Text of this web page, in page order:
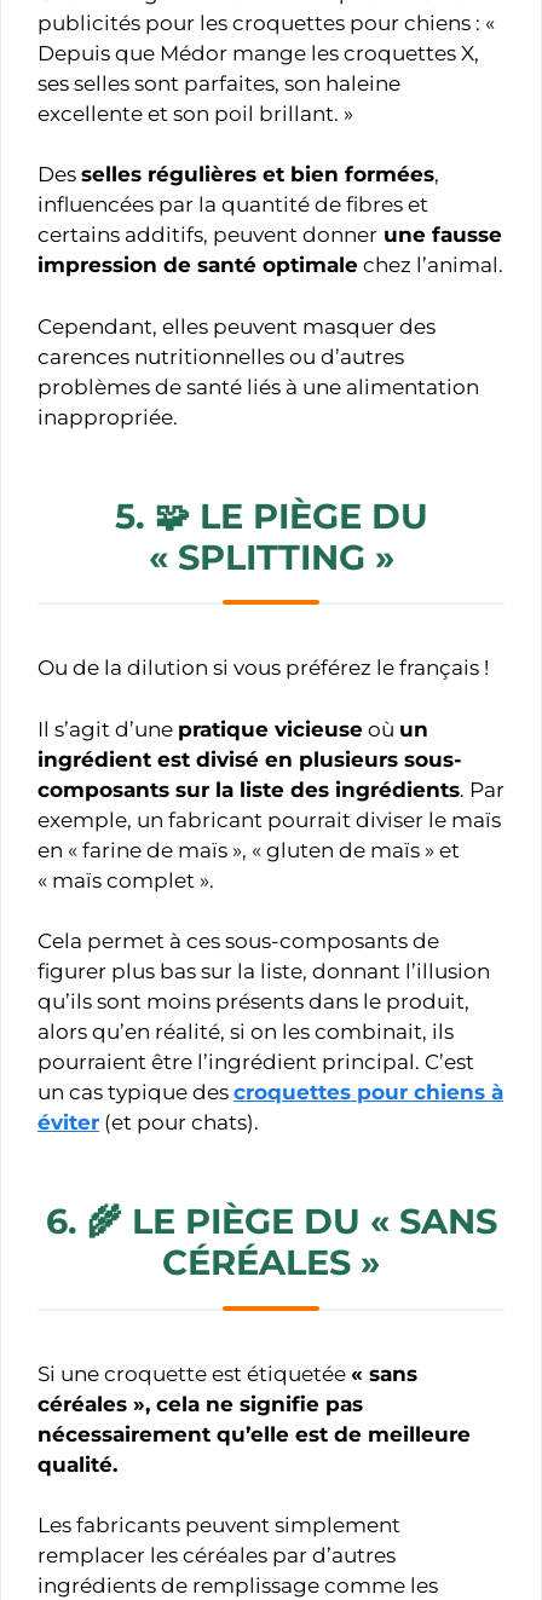
publicités pour les croquettes pour chiens : «
Depuis que Médor mange les croquettes X,
ses selles sont parfaites, son haleine
excellente et son poil brillant. »
Des selles régulières et bien formées,
influencées par la quantité de fibres et
certains additifs, peuvent donner une fausse
impression de santé optimale chez l’animal.
Cependant, elles peuvent masquer des
carences nutritionnelles ou d’autres
problèmes de santé liés à une alimentation
inappropriée.
5. 🧩 LE PIÈGE DU
« SPLITTING »
Ou de la dilution si vous préférez le français !
Il s’agit d’une pratique vicieuse où un
ingrédient est divisé en plusieurs sous-
composants sur la liste des ingrédients. Par
exemple, un fabricant pourrait diviser le maïs
en « farine de maïs », « gluten de maïs » et
« maïs complet ».
Cela permet à ces sous-composants de
figurer plus bas sur la liste, donnant l’illusion
qu’ils sont moins présents dans le produit,
alors qu’en réalité, si on les combinait, ils
pourraient être l’ingrédient principal. C’est
un cas typique des croquettes pour chiens à
éviter (et pour chats).
6. 🌾 LE PIÈGE DU « SANS
CÉRÉALES »
Si une croquette est étiquetée « sans
céréales », cela ne signifie pas
nécessairement qu’elle est de meilleure
qualité.
Les fabricants peuvent simplement
remplacer les céréales par d’autres
ingrédients de remplissage comme les